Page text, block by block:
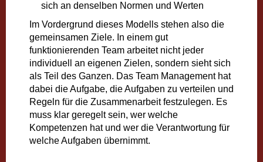
sich an denselben Normen und Werten
Im Vordergrund dieses Modells stehen also die
gemeinsamen Ziele. In einem gut
funktionierenden Team arbeitet nicht jeder
individuell an eigenen Zielen, sondern sieht sich
als Teil des Ganzen. Das Team Management hat
dabei die Aufgabe, die Aufgaben zu verteilen und
Regeln für die Zusammenarbeit festzulegen. Es
muss klar geregelt sein, wer welche
Kompetenzen hat und wer die Verantwortung für
welche Aufgaben übernimmt.